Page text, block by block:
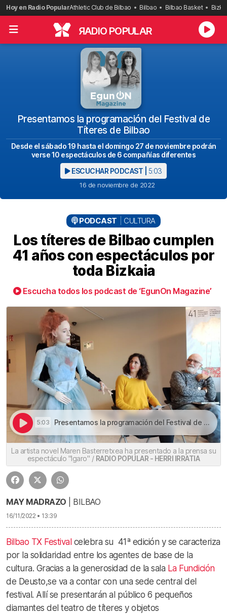
Saltar
al
contenido
Hoy en Radio PopularAthletic Club de Bilbao Bilbao Bilbao Basket
RADIO POPULAR
Presentamos la programación del Festival de
Títeres de Bilbao
Desde el sábado 19 hasta el domingo 27 de noviembre podrán
verse 10 espectáculos de 6 compañías diferentes
ESCUCHAR PODCAST | 5:03
16 de noviembre de 2022
PODCAST CULTURA
Los títeres de Bilbao cumplen
41 años con espectáculos por
toda Bizkaia
Escucha todos los podcast de ‘EgunOn Magazine’
5:03 Presentamos la programación del Festival de Títeres de Bilbao | Los títeres de Bilbao cumplen 41 años con espectáculos por toda Bizkaia
La artista novel Maren Basterretxea ha presentado a la prensa su
espectáculo "Igaro" / RADIO POPULAR - HERRI IRRATIA
MAY MADRAZO | BILBAO
16/11/2022 • 13:39
Bilbao TX Festival celebra su 41ª edición y se caracteriza
por la solidaridad entre los agentes de base de la
cultura. Gracias a la generosidad de la sala La Fundición
de Deusto,se va a contar con una sede central del
festival. Allí se presentarán al público 6 pequeños
diamantes del teatro de títeres y objetos